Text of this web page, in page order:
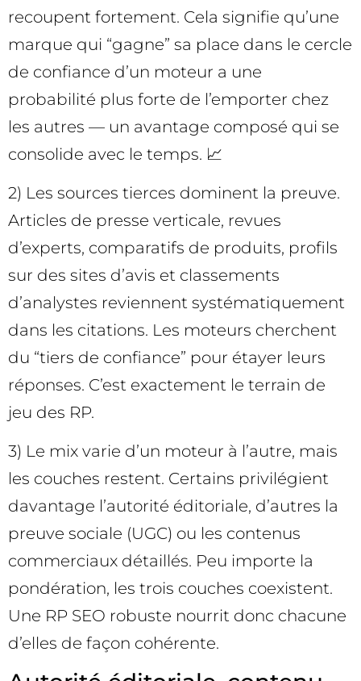
recoupent fortement. Cela signifie qu’une
marque qui “gagne” sa place dans le cercle
de confiance d’un moteur a une
probabilité plus forte de l’emporter chez
les autres — un avantage composé qui se
consolide avec le temps. 📈
2) Les sources tierces dominent la preuve.
Articles de presse verticale, revues
d’experts, comparatifs de produits, profils
sur des sites d’avis et classements
d’analystes reviennent systématiquement
dans les citations. Les moteurs cherchent
du “tiers de confiance” pour étayer leurs
réponses. C’est exactement le terrain de
jeu des RP.
3) Le mix varie d’un moteur à l’autre, mais
les couches restent. Certains privilégient
davantage l’autorité éditoriale, d’autres la
preuve sociale (UGC) ou les contenus
commerciaux détaillés. Peu importe la
pondération, les trois couches coexistent.
Une RP SEO robuste nourrit donc chacune
d’elles de façon cohérente.